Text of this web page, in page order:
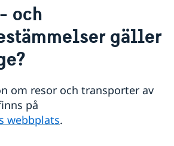
i Sverige
och
gäller
om resor och transporter av
på
webbplats.